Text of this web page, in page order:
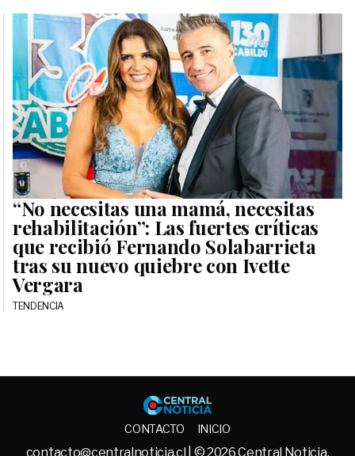
“No necesitas una mamá, necesitas
rehabilitación”: Las fuertes críticas
que recibió Fernando Solabarrieta
tras su nuevo quiebre con Ivette
Vergara
TENDENCIA
Central
CONTACTO INICIO
contacto@centralnoticia.cl | © 2026 Central Noticia.